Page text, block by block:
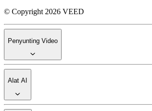
© Copyright 2026 VEED
Penyunting Video
Alat AI